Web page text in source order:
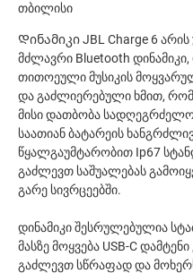
თბილისი
Დინამიკი JBL Charge 6
მძლავრი Bluetooth
თითოეული მუსიკის
და გაძლიერებული ხმით,
მისი დათბობა სადღეგრძელო
საათიან ბატარეის
წყალგაუმტარობით Ip67
გაძლევთ საშუალებას
გარე სივრცეებში.
დინამიკი შესრულებულია
მასზე მოყვება USB-C
გაძლევთ სწრაფად და